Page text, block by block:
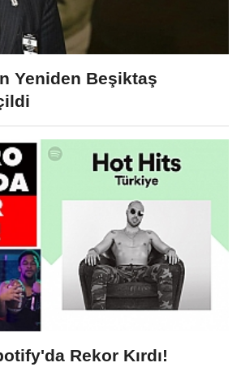
Yeniden Beşiktaş
Rekor Kırdı!